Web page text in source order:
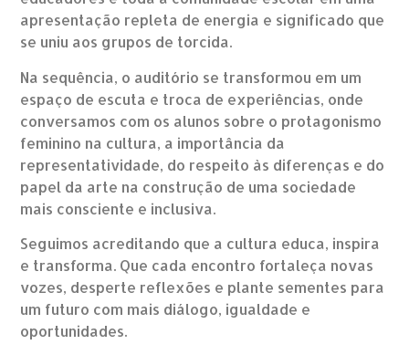
apresentação repleta de energia e significado que
se uniu aos grupos de torcida.
Na sequência, o auditório se transformou em um
espaço de escuta e troca de experiências, onde
conversamos com os alunos sobre o protagonismo
feminino na cultura, a importância da
representatividade, do respeito às diferenças e do
papel da arte na construção de uma sociedade
mais consciente e inclusiva.
Seguimos acreditando que a cultura educa, inspira
e transforma. Que cada encontro fortaleça novas
vozes, desperte reflexões e plante sementes para
um futuro com mais diálogo, igualdade e
oportunidades.